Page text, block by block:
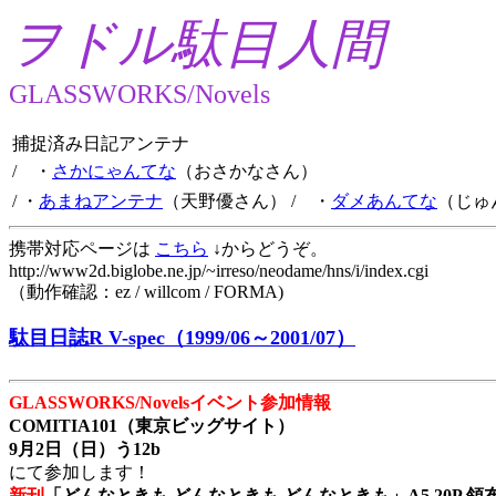
ヲドル駄目人間
GLASSWORKS/Novels
捕捉済み日記アンテナ
/ ・ さかにゃんてな （おさかなさん）
/ ・ あまねアンテナ （天野優さん） / ・ ダメあんてな （じ
携帯対応ページは こちら ↓からどうぞ。
http://www2d.biglobe.ne.jp/~irreso/neodame/hns/i/index.cgi
（動作確認：ez / willcom / FORMA)
駄目日誌R V-spec（1999/06～2001/07）
GLASSWORKS/Novelsイベント参加情報
COMITIA101（東京ビッグサイト）
9月2日（日）う12b
にて参加します！